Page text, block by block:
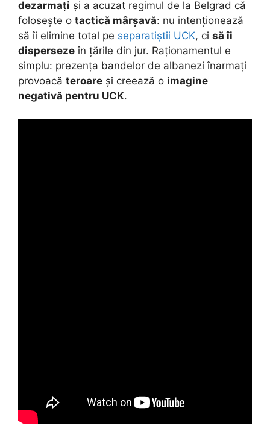
dezarmați și a acuzat regimul de la Belgrad că
folosește o tactică mârșavă: nu intenționează
să îi elimine total pe separatiștii UCK, ci să îi
disperseze în țările din jur. Raționamentul e
simplu: prezența bandelor de albanezi înarmați
provoacă teroare și creează o imagine
negativă pentru UCK.